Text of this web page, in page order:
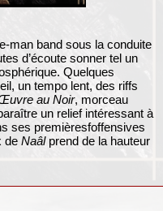
man band sous la conduite
d’écoute sonner tel un
Quelques
un tempo lent, des riffs
au Noir, morceau
un relief intéressant à
ses premièresfoffensives
de Naâlprend de la hauteur